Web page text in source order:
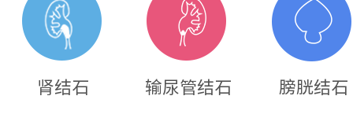
肾结石 输尿管结石 膀胱结石